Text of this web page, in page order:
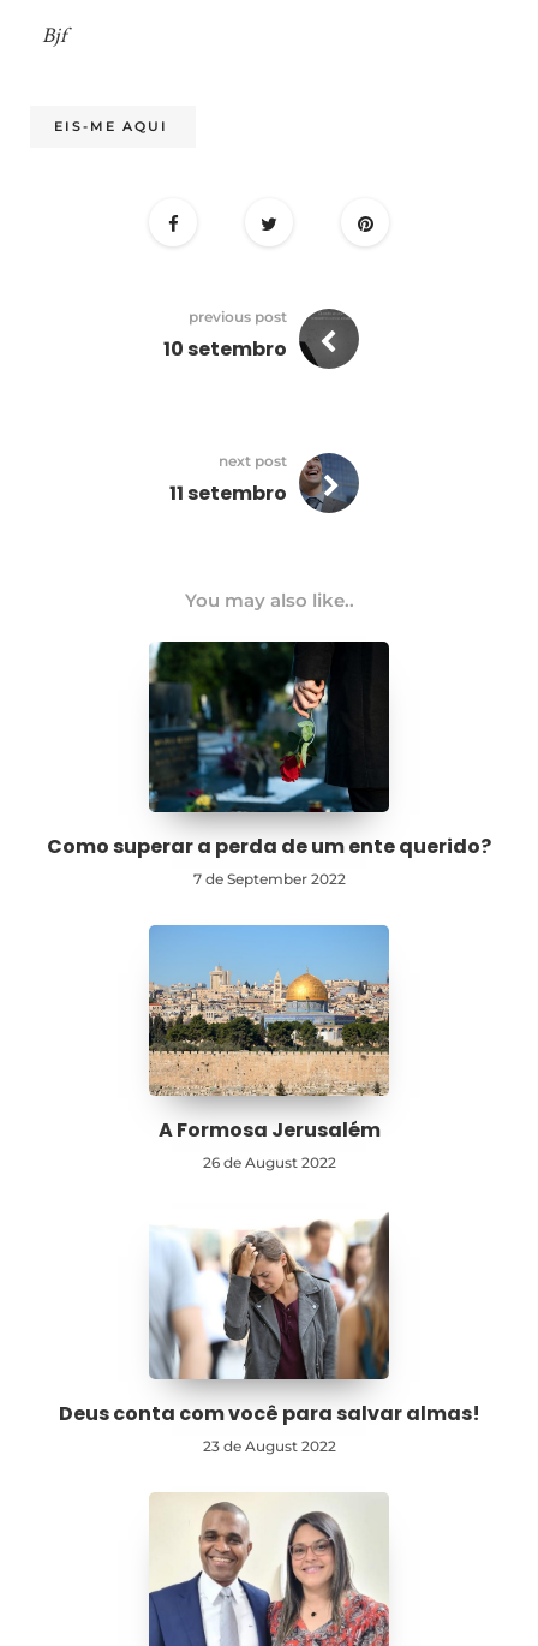
Bjf
EIS-ME AQUI
previous post
10 setembro
next post
11 setembro
You may also like..
Como superar a perda de um ente querido?
7 de September 2022
A Formosa Jerusalém
26 de August 2022
Deus conta com você para salvar almas!
23 de August 2022